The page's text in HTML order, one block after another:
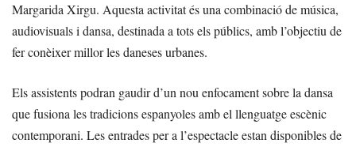
Margarida Xirgu. Aquesta activitat és una combinació de música,
audiovisuals i dansa, destinada a tots els públics, amb l’objectiu de
fer conèixer millor les daneses urbanes.
Els assistents podran gaudir d’un nou enfocament sobre la dansa
que fusiona les tradicions espanyoles amb el llenguatge escènic
contemporani. Les entrades per a l’espectacle estan disponibles de